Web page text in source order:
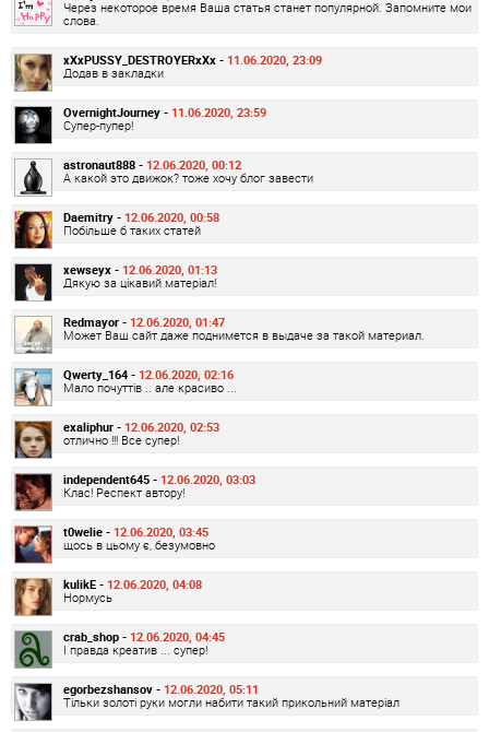
Через некоторое время Ваша статья станет популярной. Запомните мои
слова.
xXxPUSSY_DESTROYERxXx - 11.06.2020, 23:09
Додав в закладки
OvernightJourney - 11.06.2020, 23:59
Супер-пупер!
astronaut888 - 12.06.2020, 00:12
А какой это движок? тоже хочу блог завести
Daemitry - 12.06.2020, 00:58
Побільше б таких статей
xewseyx - 12.06.2020, 01:13
Дякую за цікавий матеріал!
Redmayor - 12.06.2020, 01:47
Может Ваш сайт даже поднимется в выдаче за такой материал.
Qwerty_164 - 12.06.2020, 02:16
Мало почуттів .. але красиво ...
exaliphur - 12.06.2020, 02:53
отлично !!! Все супер!
independent645 - 12.06.2020, 03:03
Клас! Респект автору!
t0welie - 12.06.2020, 03:45
щось в цьому є, безумовно
kulikE - 12.06.2020, 04:08
Нормусь
crab_shop - 12.06.2020, 04:45
І правда креатив ... супер!
egorbezshansov - 12.06.2020, 05:11
Тільки золоті руки могли набити такий прикольний матеріал